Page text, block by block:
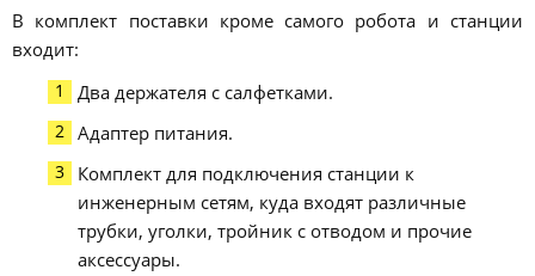
В комплект поставки кроме самого робота и станции
входит:
Два держателя с салфетками.
Адаптер питания.
Комплект для подключения станции к
инженерным сетям, куда входят различные
трубки, уголки, тройник с отводом и прочие
аксессуары.